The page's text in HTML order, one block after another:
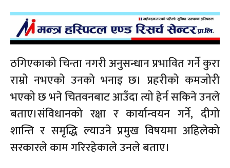
ठगिएकाको चिन्ता नगरी अनुसन्धान प्रभावित गर्ने कुरा
राम्रो नभएको उनको भनाइ छ। प्रहरीको कमजोरी
भएको छ भने चितवनबाट आउँदा त्यो हेर्न सकिने उनले
बताए।संविधानको रक्षा र कार्यान्वयन गर्ने, दीगो
शान्ति र समृद्धि ल्याउने प्रमुख विषयमा अहिलेको
सरकारले काम गरिरहेकाले उनले बताए।